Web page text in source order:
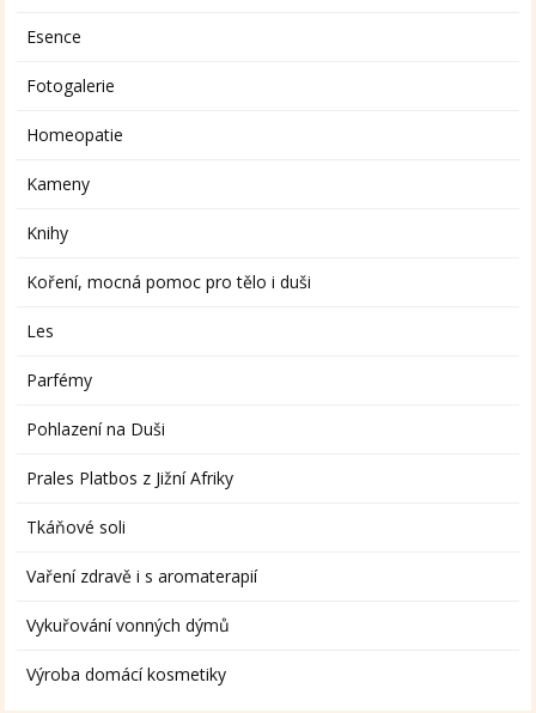
Esence
Fotogalerie
Homeopatie
Kameny
Knihy
Koření, mocná pomoc pro tělo i duši
Les
Parfémy
Pohlazení na Duši
Prales Platbos z Jižní Afriky
Tkáňové soli
Vaření zdravě i s aromaterapií
Vykuřování vonných dýmů
Výroba domácí kosmetiky